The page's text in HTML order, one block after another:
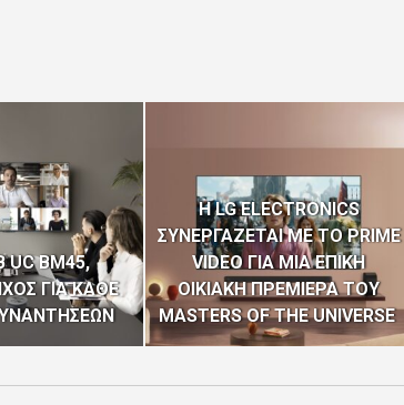
UC BM45,
ΓΙΑ ΚΑΘΕ
H LG ELECTRONICS
ΣΥΝΕΡΓΑΖΕΤΑΙ ΜΕ ΤΟ PRIME
VIDEO ΓΙΑ ΜΙΑ ΕΠΙΚΗ
ΟΙΚΙΑΚΗ ΠΡΕΜΙΕΡΑ ΤΟΥ
MASTERS OF THE UNIVERSE